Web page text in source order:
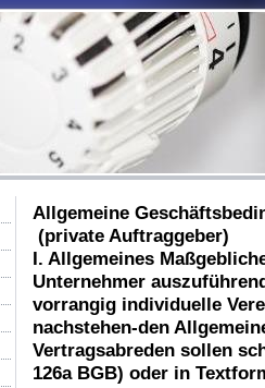
Allgemeine
(private
I. Allgemeines
Unternehmer
vorrangig individuelle
nachstehen-den
Vertragsabreden sollen
126a BGB) oder in